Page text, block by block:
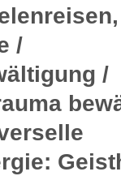
/
/